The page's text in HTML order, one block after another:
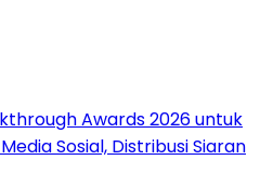
Awards 2026 untuk
Sosial, Distribusi Siaran